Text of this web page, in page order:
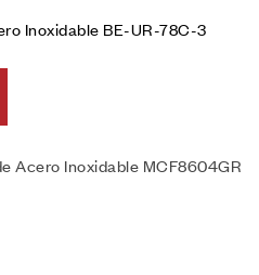
Inoxidable BE-UR-78C-3